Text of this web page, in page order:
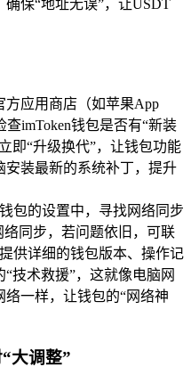
保“地址无误”，让USDT
方应用商店（如苹果App
查imToken钱包是否有“新装
即“升级换代”，让钱包功能
安装最新的系统补丁，提升
包的设置中，寻找网络同步
络同步，若问题依旧，可联
供详细的钱包版本、操作记
技术救援”，这就像电脑网
一样，让钱包的“网络神
大调整”